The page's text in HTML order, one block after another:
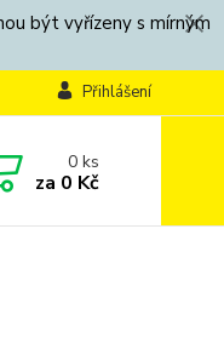
být vyřízeny s mírným
Přihlášení
0ks
za 0 Kč